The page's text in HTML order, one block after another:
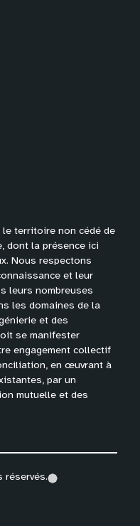
le territoire non cédé de
dont la présence ici
Nous respectons
et leur
leurs nombreuses
les domaines de la
et des
se manifester
engagement collectif
en œuvrant à
par un
mutuelle et des
réservés.
(((